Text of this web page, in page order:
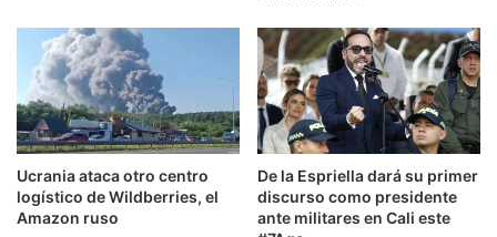
Ucrania ataca otro centro
logístico de Wildberries, el
Amazon ruso
De la Espriella dará su primer
discurso como presidente
ante militares en Cali este